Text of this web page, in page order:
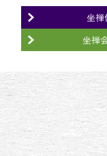
坐禅
坐禅